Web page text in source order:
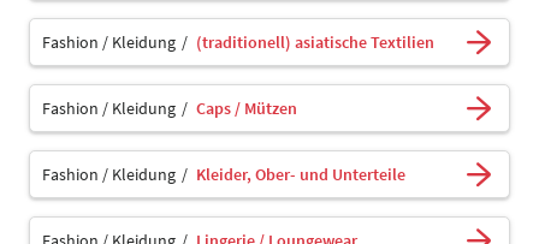
Fashion / Kleidung (traditionell) asiatische Textilien
Fashion / Kleidung Caps / Mützen
Fashion / Kleidung Kleider, Ober- und Unterteile